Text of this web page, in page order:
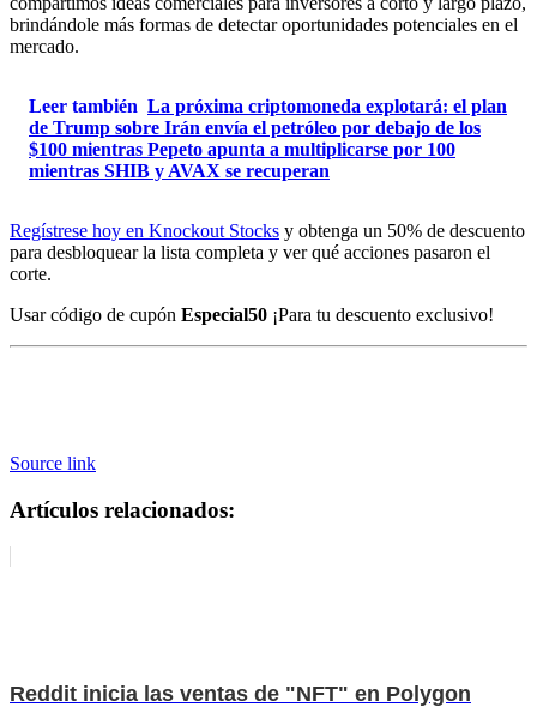
brindándole más formas de detectar oportunidades potenciales en el
mercado.
Leer también La próxima criptomoneda explotará: el plan
de Trump sobre Irán envía el petróleo por debajo de los
$100 mientras Pepeto apunta a multiplicarse por 100
mientras SHIB y AVAX se recuperan
Regístrese hoy en Knockout Stocks y obtenga un 50% de descuento
para desbloquear la lista completa y ver qué acciones pasaron el
corte.
Usar código de cupón Especial50 ¡Para tu descuento exclusivo!
Source link
Artículos relacionados:
Reddit inicia las ventas de "NFT" en Polygon